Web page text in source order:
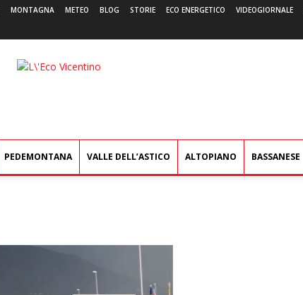
MONTAGNA METEO BLOG STORIE ECO ENERGETICO VIDEOGIORNALE
L'Eco
PEDEMONTANA VALLE DELL’ASTICO ALTOPIANO BASSANESE